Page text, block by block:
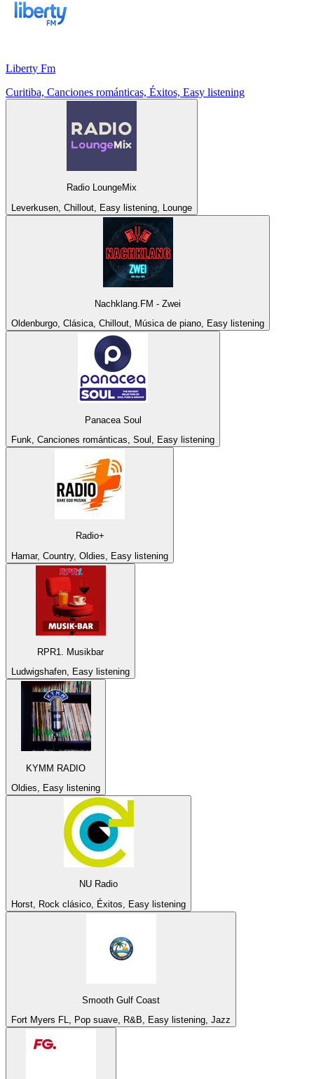
Liberty Fm
Curitiba, Canciones románticas, Éxitos, Easy listening
Radio LoungeMix
Leverkusen, Chillout, Easy listening, Lounge
Nachklang.FM - Zwei
Oldenburgo, Clásica, Chillout, Música de piano, Easy listening
Panacea Soul
Funk, Canciones románticas, Soul, Easy listening
Radio+
Hamar, Country, Oldies, Easy listening
RPR1. Musikbar
Ludwigshafen, Easy listening
KYMM RADIO
Oldies, Easy listening
NU Radio
Horst, Rock clásico, Éxitos, Easy listening
Smooth Gulf Coast
Fort Myers FL, Pop suave, R&B, Easy listening, Jazz